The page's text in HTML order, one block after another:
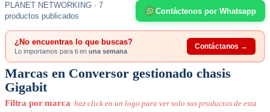
PLANET NETWORKING · 7
productos publicados
Contáctenos por Whatsapp
¿No encuentras lo que buscas?
Lo importamos para ti en una semana
Contáctanos →
Marcas en Conversor gestionado chasis
Gigabit
Filtra por marca haz click en un logo para ver solo sus productos de esta